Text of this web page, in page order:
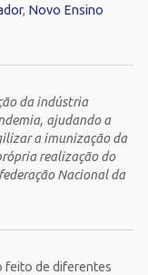
, Novo Ensino
da indústria
ajudando a
a imunização da
realização do
Nacional da
feito de diferentes